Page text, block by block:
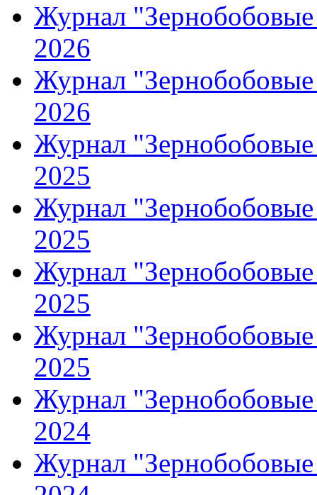
Журнал
2026
Журнал
2026
Журнал
2025
Журнал
2025
Журнал
2025
Журнал
2025
Журнал
2024
Журнал